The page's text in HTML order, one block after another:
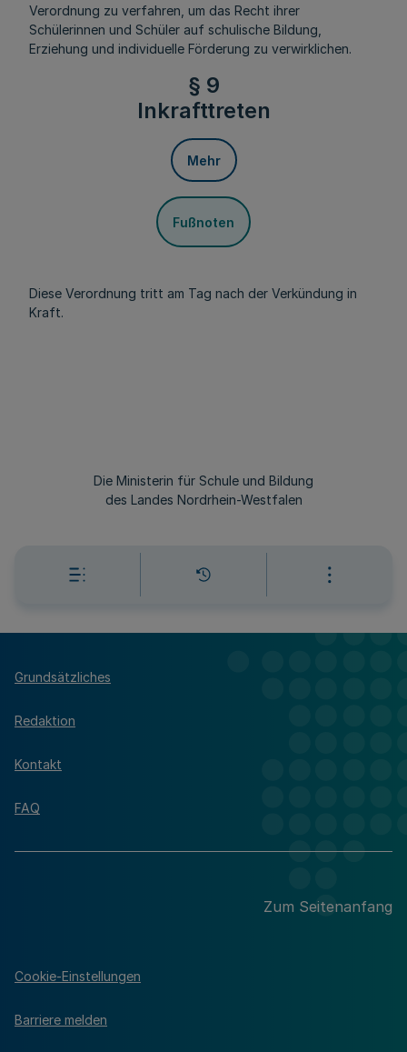
Verordnung zu verfahren, um das Recht ihrer
Schülerinnen und Schüler auf schulische Bildung,
Erziehung und individuelle Förderung zu verwirklichen.
§ 9
Inkrafttreten
Mehr
Fußnoten
Diese Verordnung tritt am Tag nach der Verkündung in
Kraft.
Die Ministerin für Schule und Bildung
des Landes Nordrhein-Westfalen
Grundsätzliches
Redaktion
Kontakt
FAQ
Zum Seitenanfang
Cookie-Einstellungen
Barriere melden